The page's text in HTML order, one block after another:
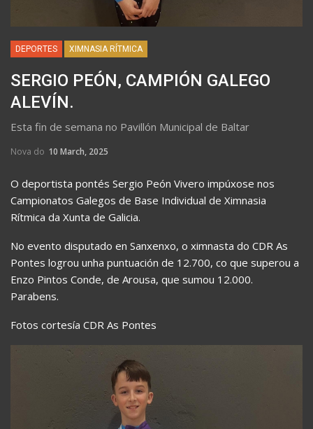
DEPORTES XIMNASIA RÍTMICA
SERGIO PEÓN, CAMPIÓN GALEGO
ALEVÍN.
Esta fin de semana no Pavillón Municipal de Baltar
Nova do 10 March, 2025
O deportista pontés Sergio Peón Vivero impúxose nos
Campionatos Galegos de Base Individual de Ximnasia
Rítmica da Xunta de Galicia.
No evento disputado en Sanxenxo, o ximnasta do CDR As
Pontes logrou unha puntuación de 12.700, co que superou a
Enzo Pintos Conde, de Arousa, que sumou 12.000.
Parabens.
Fotos cortesía CDR As Pontes